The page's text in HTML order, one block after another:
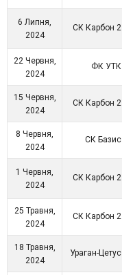
6 Липня,
2024
СК Карбон 2
22 Червня,
2024
ФК УТК
15 Червня,
2024
СК Карбон 2
8 Червня,
2024
СК Базис
1 Червня,
2024
СК Карбон 2
25 Травня,
2024
СК Карбон 2
18 Травня,
2024
Ураган-Цетус